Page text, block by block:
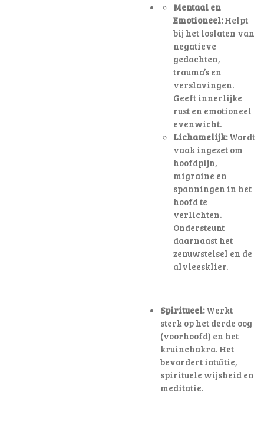
Mentaal en
Emotioneel:Helpt
bij het loslaten van
negatieve
gedachten,
trauma’s en
verslavingen.
Geeft innerlijke
rust en emotioneel
evenwicht.
Lichamelijk:Wordt
vaak ingezet om
hoofdpijn,
migraine en
spanningen in het
hoofd te
verlichten.
Ondersteunt
daarnaast het
zenuwstelsel en de
alvleesklier.
Spiritueel:Werkt
sterk op het derde oog
(voorhoofd) en het
kruinchakra. Het
bevordert intuïtie,
spirituele wijsheid en
meditatie.